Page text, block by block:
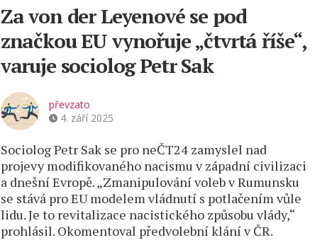
Za von der Leyenové se pod
značkou EU vynořuje „čtvrtá říše“,
varuje sociolog Petr Sak
převzato
4. září 2025
Sociolog Petr Sak se pro neČT24 zamyslel nad
projevy modifikovaného nacismu v západní civilizaci
a dnešní Evropě. „Zmanipulování voleb v Rumunsku
se stává pro EU modelem vládnutí s potlačením vůle
lidu. Je to revitalizace nacistického způsobu vlády,“
prohlásil. Okomentoval předvolební klání v ČR.